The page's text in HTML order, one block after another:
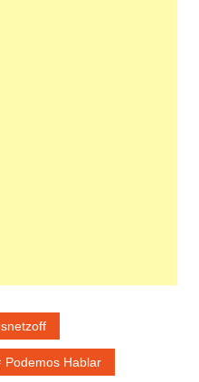
Podemos Hablar